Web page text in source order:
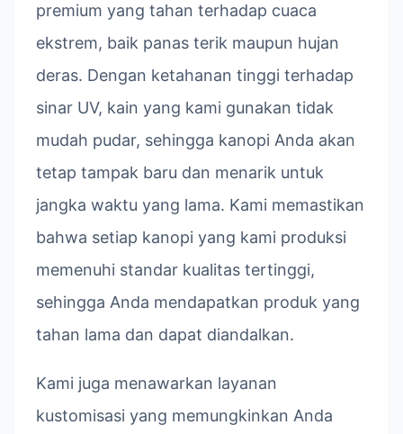
premium yang tahan terhadap cuaca
ekstrem, baik panas terik maupun hujan
deras. Dengan ketahanan tinggi terhadap
sinar UV, kain yang kami gunakan tidak
mudah pudar, sehingga kanopi Anda akan
tetap tampak baru dan menarik untuk
jangka waktu yang lama. Kami memastikan
bahwa setiap kanopi yang kami produksi
memenuhi standar kualitas tertinggi,
sehingga Anda mendapatkan produk yang
tahan lama dan dapat diandalkan.
Kami juga menawarkan layanan
kustomisasi yang memungkinkan Anda